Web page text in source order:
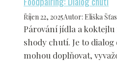
Říjen 22, 2025Autor: Eliška
Párování jídla a
shody chutí. Je to
mohou doplňovat,